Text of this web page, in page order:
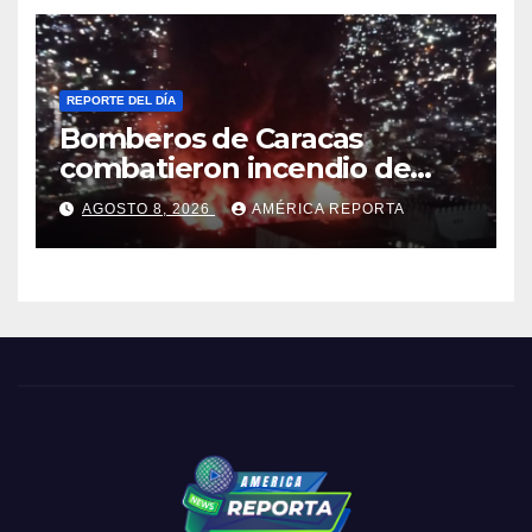
REPORTE DEL DÍA
Bomberos de Caracas
combatieron incendio de
gran magnitud en zona
industrial de El Llanito
AGOSTO 8, 2026 AMÉRICA REPORTA